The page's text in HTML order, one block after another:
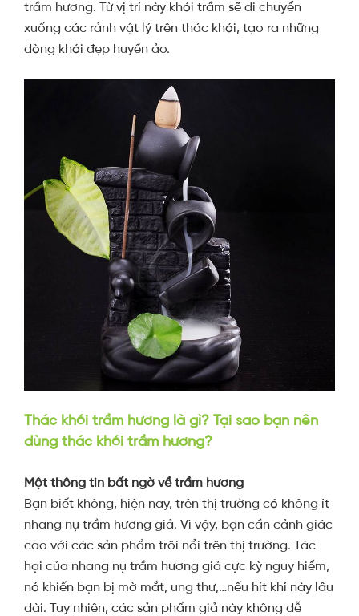
trầm hương. Từ vị trí này khói trầm sẽ di chuyển
xuống các rảnh vật lý trên thác khói, tạo ra những
dòng khói đẹp huyền ảo.
Thác khói trầm hương là gì? Tại sao bạn nên
dùng thác khói trầm hương?
Một thông tin bất ngờ về trầm hương
Bạn biết không, hiện nay, trên thị trường có không ít
nhang nụ trầm hương giả. Vì vậy, bạn cần cảnh giác
cao với các sản phẩm trôi nổi trên thị trường. Tác
hại của nhang nụ trầm hương giả cực kỳ nguy hiểm,
nó khiến bạn bị mờ mắt, ung thư,…nếu hít khí này lâu
dài. Tuy nhiên, các sản phẩm giả này không dễ